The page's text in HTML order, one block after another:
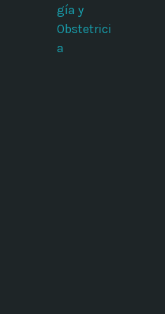
gía y
Obstetrici
a